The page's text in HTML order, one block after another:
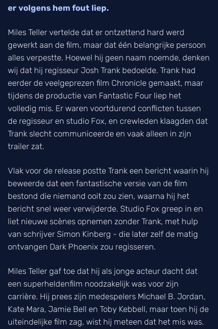
er volgens hem fout liep.
Miles Teller vertelde dat er ontzettend hard werd
gewerkt aan de film, maar dat één belangrijke persoon
alles verpestte. Hoewel hij geen naam noemde, denken
wij dat hij regisseur Josh Trank bedoelde. Trank had
eerder de veelgeprezen film Chronicle gemaakt, maar
tijdens de productie van Fantastic Four liep het
volledig mis. Er waren voortdurend conflicten tussen
de regisseur en studio Fox, en crewleden klaagden dat
Trank slecht communiceerde en vaak alleen in zijn
trailer zat.
Vlak voor de release postte Trank een bericht waarin hij
beweerde dat een fantastische versie van de film
bestond die niemand ooit zou zien, waarna hij het
bericht snel weer verwijderde. Studio Fox greep in en
liet nieuwe scènes opnemen zonder Trank, met hulp
van schrijver Simon Kinberg - die later zelf de matig
ontvangen Dark Phoenix zou regisseren.
Miles Teller gaf toe dat hij als jonge acteur dacht dat
een superheldenfilm noodzakelijk was voor zijn
carrière. Hij prees zijn medespelers Michael B. Jordan,
Kate Mara, Jamie Bell en Toby Kebbell, maar toen hij de
uiteindelijke film zag, wist hij meteen dat het mis was.